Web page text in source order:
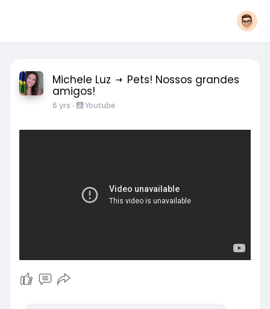
Michele Luz Pets! Nossos grandes
amigos!
6 yrs - Youtube